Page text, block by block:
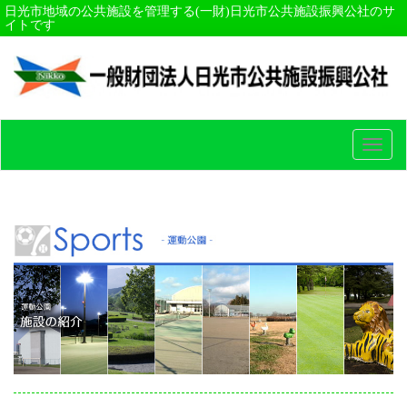
日光市地域の公共施設を管理する(一財)日光市公共施設振興公社のサ
イトです